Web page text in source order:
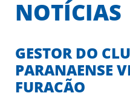
NOTÍCIAS
GESTOR DO
PARANAENSE
FURACÃO